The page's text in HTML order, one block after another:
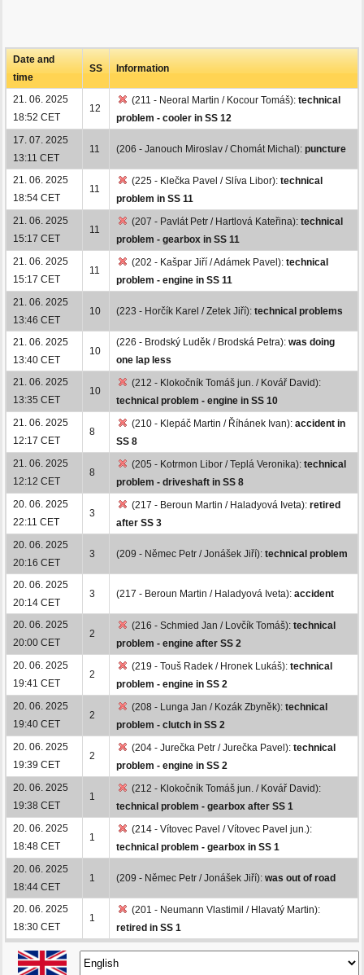
Date and
time
SS Information
21. 06. 2025
18:52 CET
12
(211 - Neoral Martin / Kocour Tomáš): technical
problem - cooler in SS 12
17. 07. 2025
13:11 CET
11 (206 - Janouch Miroslav / Chomát Michal): puncture
21. 06. 2025
18:54 CET
11
(225 - Klečka Pavel / Slíva Libor): technical
problem in SS 11
21. 06. 2025
15:17 CET
11
(207 - Pavlát Petr / Hartlová Kateřina): technical
problem - gearbox in SS 11
21. 06. 2025
15:17 CET
11
(202 - Kašpar Jiří / Adámek Pavel): technical
problem - engine in SS 11
21. 06. 2025
13:46 CET
10 (223 - Horčík Karel / Zetek Jiří): technical problems
21. 06. 2025
13:40 CET
10
(226 - Brodský Luděk / Brodská Petra): was doing
one lap less
21. 06. 2025
13:35 CET
10
(212 - Klokočník Tomáš jun. / Kovář David):
technical problem - engine in SS 10
21. 06. 2025
12:17 CET
8
(210 - Klepáč Martin / Říhánek Ivan): accident in
SS 8
21. 06. 2025
12:12 CET
8
(205 - Kotrmon Libor / Teplá Veronika): technical
problem - driveshaft in SS 8
20. 06. 2025
22:11 CET
3
(217 - Beroun Martin / Haladyová Iveta): retired
after SS 3
20. 06. 2025
20:16 CET
3 (209 - Němec Petr / Jonášek Jiří): technical problem
20. 06. 2025
20:14 CET
3 (217 - Beroun Martin / Haladyová Iveta): accident
20. 06. 2025
20:00 CET
2
(216 - Schmied Jan / Lovčík Tomáš): technical
problem - engine after SS 2
20. 06. 2025
19:41 CET
2
(219 - Touš Radek / Hronek Lukáš): technical
problem - engine in SS 2
20. 06. 2025
19:40 CET
2
(208 - Lunga Jan / Kozák Zbyněk): technical
problem - clutch in SS 2
20. 06. 2025
19:39 CET
2
(204 - Jurečka Petr / Jurečka Pavel): technical
problem - engine in SS 2
20. 06. 2025
19:38 CET
1
(212 - Klokočník Tomáš jun. / Kovář David):
technical problem - gearbox after SS 1
20. 06. 2025
18:48 CET
1
(214 - Vítovec Pavel / Vítovec Pavel jun.):
technical problem - gearbox in SS 1
20. 06. 2025
18:44 CET
1 (209 - Němec Petr / Jonášek Jiří): was out of road
20. 06. 2025
18:30 CET
1
(201 - Neumann Vlastimil / Hlavatý Martin):
retired in SS 1